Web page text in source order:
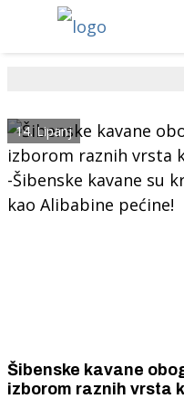
14. Lipanj
Šibenske kavane
izborom raznih vrsta